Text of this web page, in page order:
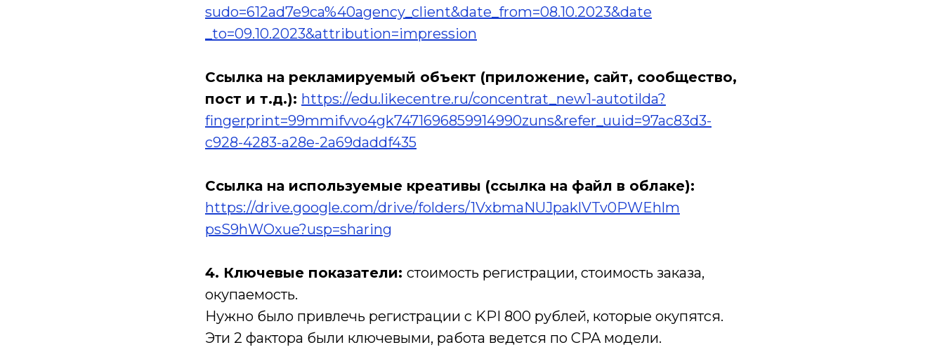
sudo=612ad7e9ca%40agency_client&date_from=08.10.2023&date
_to=09.10.2023&attribution=impression
Ссылка на рекламируемый объект (приложение, сайт, сообщество,
пост и т.д.): https://edu.likecentre.ru/concentrat_new1-autotilda?
fingerprint=99mmifvvo4gk7471696859914990zuns&refer_uuid=97ac83d3-
c928-4283-a28e-2a69daddf435
Ссылка на используемые креативы (ссылка на файл в облаке):
https://drive.google.com/drive/folders/1VxbmaNUJpaklVTv0PWEhlm
psS9hWOxue?usp=sharing
4. Ключевые показатели: стоимость регистрации, стоимость заказа,
окупаемость.
Нужно было привлечь регистрации с KPI 800 рублей, которые окупятся.
Эти 2 фактора были ключевыми, работа ведется по CPA модели.